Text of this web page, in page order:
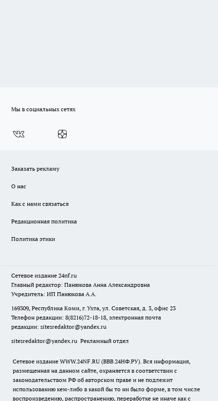
Мы в социальных сетях
Заказать рекламу
О нас
Как с нами связаться
Редакционная политика
Политика этики
Сетевое издание 24nf.ru
Главный редактор: Панюкова Анна Александровна
Учредитель: ИП Панюкова А.А.
169309, Республика Коми, г. Ухта, ул. Советская, д. 3, офис 23
Телефон редакции: 8(8216)72-18-18, электронная почта
редакции: sitesredaktor@yandex.ru
sitesredaktor@yandex.ru Рекламный отдел
Сетевое издание WWW.24NF.RU (ВВВ.24НФ.РУ). Вся информация,
размещенная на данном сайте, охраняется в соответствии с
законодательством РФ об авторском праве и не подлежит
использованию кем-либо в какой бы то ни было форме, в том числе
воспроизведению, распространению, переработке не иначе как с